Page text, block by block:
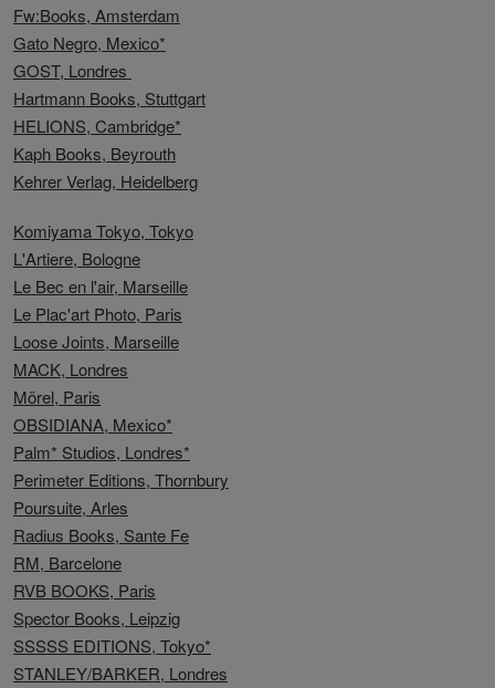
Fw:Books, Amsterdam
Gato Negro, Mexico*
GOST, Londres
Hartmann Books, Stuttgart
HELIONS, Cambridge*
Kaph Books, Beyrouth
Kehrer Verlag, Heidelberg
Komiyama Tokyo, Tokyo
L'Artiere, Bologne
Le Bec en l'air, Marseille
Le Plac'art Photo, Paris
Loose Joints, Marseille
MACK, Londres
Mörel, Paris
OBSIDIANA, Mexico*
Palm* Studios, Londres*
Perimeter Editions, Thornbury
Poursuite, Arles
Radius Books, Sante Fe
RM, Barcelone
RVB BOOKS, Paris
Spector Books, Leipzig
SSSSS EDITIONS, Tokyo*
STANLEY/BARKER, Londres